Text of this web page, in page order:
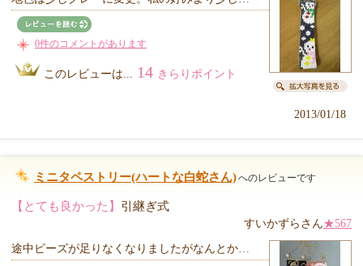
0件のコメントがあります
このレビューは... 14 きらりポイント
2013/01/18
ミニタペストリー(ハートな白蛇さん)へのレビューです
【とても良かった】 引継ぎ式
すいかずらさん★567
途中ビーズが足りなくなりましたがなんとか…